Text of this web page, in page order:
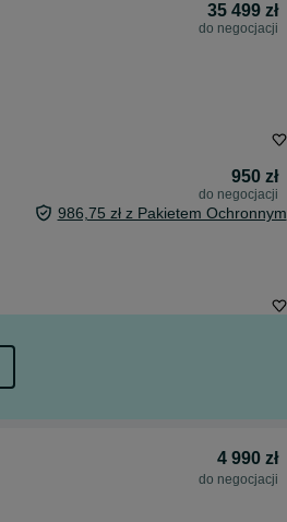
35 499 zł
do negocjacji
950 zł
do negocjacji
986,75 zł z Pakietem Ochronnym
4 990 zł
do negocjacji